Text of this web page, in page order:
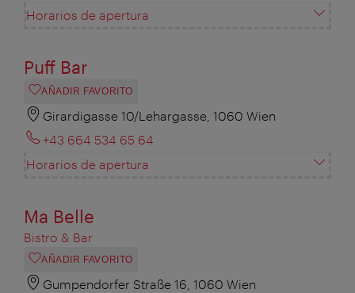
Horarios de apertura
Puff Bar
AÑADIR FAVORITO
Girardigasse 10/Lehargasse, 1060 Wien
+43 664 534 65 64
Horarios de apertura
Ma Belle
Bistro & Bar
AÑADIR FAVORITO
Gumpendorfer Straße 16, 1060 Wien